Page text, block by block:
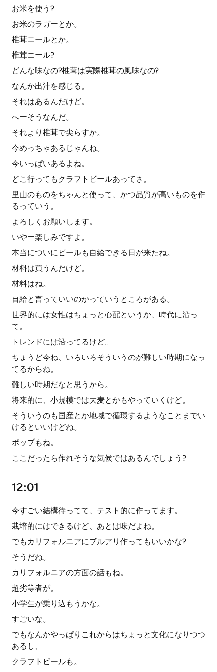
お米を使う?
お米のラガーとか。
椎茸エールとか。
椎茸エール?
どんな味なの?椎茸は実際椎茸の風味なの?
なんか出汁を感じる。
それはあるんだけど。
へーそうなんだ。
それより椎茸で尖らすか。
今めっちゃあるじゃんね。
今いっぱいあるよね。
どこ行ってもクラフトビールあってさ。
里山のものをちゃんと使って、かつ品質が高いものを作
るっていう。
よろしくお願いします。
いやー楽しみですよ。
本当についにビールも自給できる日が来たね。
材料は買うんだけど。
材料はね。
自給と言っていいのかっていうところがある。
世界的には女性はちょっと心配というか、時代に沿っ
て。
トレンドには沿ってるけど。
ちょうど今ね、いろいろそういうのが難しい時期になっ
てるからね。
難しい時期だなと思うから。
将来的に、小規模では大麦とかもやっていくけど。
そういうのも国産とか地域で循環するようなことまでい
けるといいけどね。
ポップもね。
ここだったら作れそうな気候ではあるんでしょう?
12:01
今すごい結構待ってて、テスト的に作ってます。
栽培的にはできるけど、あとは味だよね。
でもカリフォルニアにブルアリ作ってもいいかな?
そうだね。
カリフォルニアの方面の話もね。
超劣等者が。
小学生が乗り込もうかな。
すごいな。
でもなんかやっぱりこれからはちょっと文化になりつつ
あるし、
クラフトビールも。